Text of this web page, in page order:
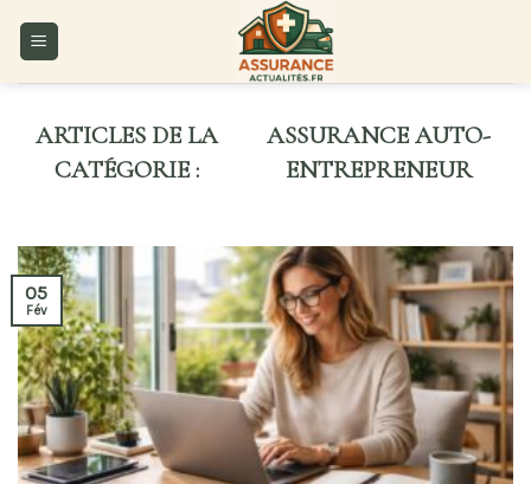
ASSURANCE AUTO-
ENTREPRENEUR
05
Fév